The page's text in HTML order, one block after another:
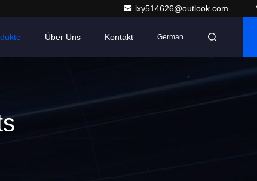
lxy514626@outlook.com
Über Uns Kontakt German